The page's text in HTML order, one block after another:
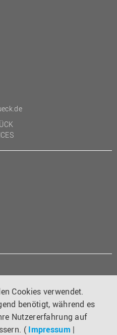
Cookies verwendet.
benötigt, während es
Nutzererfahrung auf
( Impressum |